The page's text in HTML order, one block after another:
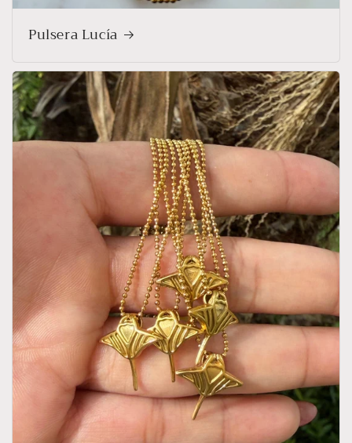
Pulsera Lucía